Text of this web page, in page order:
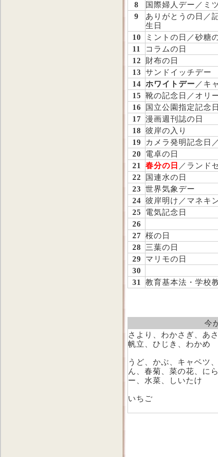
8
国際婦人デー／ミ
9
ありがとうの日／
生日
10
ミントの日／砂糖
11
コラムの日
12
財布の日
13 サンドイッチデー
14 ホワイトデー ／キ
15 靴の記念日／オリ
16
国立公園指定記念
17 漫画週刊誌の日
18 彼岸の入り
19
カメラ発明記念日
20
電卓の日
21
春分の日 ／ランド
22
国連水の日
23 世界気象デー
24 彼岸明け／マネキ
25
電気記念日
26
27 桜の日
28
三葉の日
29
マリモの日
30
31
教育基本法・学校
今
さより、わかさぎ、あ
帆立、ひじき、わかめ
うど、かぶ、キャベツ
ん、春菊、菜の花、に
ー、水菜、しいたけ
いちご